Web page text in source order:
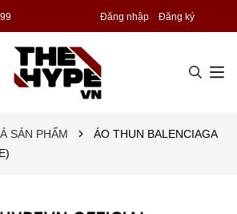
Đăng nhập Đăng ký
SẢN PHẨM
ÁO THUN BALENCIAGA